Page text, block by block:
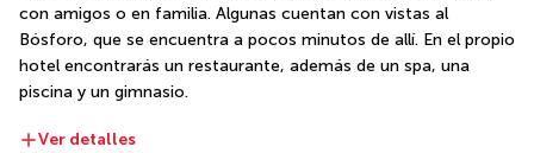
con amigos o en familia. Algunas cuentan con vistas al
Bósforo, que se encuentra a pocos minutos de allí. En el propio
hotel encontrarás un restaurante, además de un spa, una
piscina y un gimnasio.
Ver detalles